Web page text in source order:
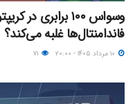
وسواس ۱۰۰ برابری
فاندامنتال‌ها غلبه می‌کند؟